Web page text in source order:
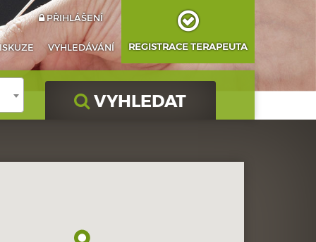
VYHLEDÁVÁNÍ
PŘIHLÁŠENÍ
REGISTRACE TERAPEUTA
VYHLEDAT